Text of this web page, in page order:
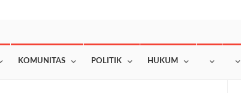
KOMUNITAS POLITIK HUKUM